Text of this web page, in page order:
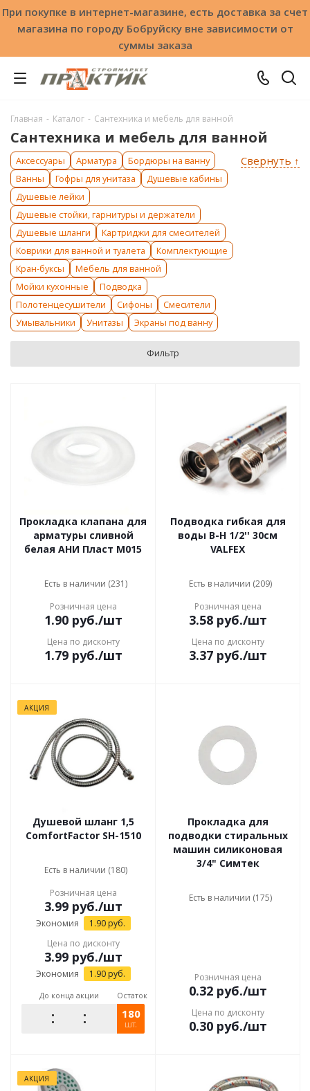
При покупке в интернет-магазине, есть доставка за счет
магазина по городу Бобруйску вне зависимости от
суммы заказа
Главная - Каталог - Сантехника и мебель для ванной
Сантехника и мебель для ванной
Свернуть ↑
Аксессуары Арматура
Бордюры на ванну
Ванны
Гофры для унитаза
Душевые кабины
Душевые лейки
Душевые стойки, гарнитуры и держатели
Душевые шланги
Картриджи для смесителей
Коврики для ванной и туалета
Комплектующие
Кран-буксы
Мебель для ванной
Мойки кухонные
Подводка
Полотенцесушители
Сифоны
Смесители
Умывальники
Унитазы Экраны под ванну
Фильтр
Прокладка клапана для
арматуры сливной
белая АНИ Пласт M015
Есть в наличии (231)
Розничная цена
1.90руб./шт
Цена по дисконту
1.79руб./шт
Подводка гибкая для
воды В-Н 1/2'' 30см
VALFEX
Есть в наличии (209)
Розничная цена
3.58руб./шт
Цена по дисконту
3.37руб./шт
АКЦИЯ
Душевой шланг 1,5
ComfortFactor SH-1510
Есть в наличии (180)
Розничная цена
3.99руб./шт
Экономия 1.90руб.
Цена по дисконту
3.99руб./шт
Экономия 1.90руб.
До конца акции Остаток
180
шт.
Прокладка для
подводки стиральных
машин силиконовая
3/4" Симтек
Есть в наличии (175)
Розничная цена
0.32руб./шт
Цена по дисконту
0.30руб./шт
АКЦИЯ